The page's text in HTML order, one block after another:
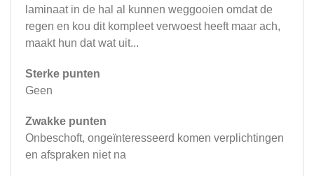
laminaat in de hal al kunnen weggooien omdat de
regen en kou dit kompleet verwoest heeft maar ach,
maakt hun dat wat uit...
Sterke punten
Geen
Zwakke punten
Onbeschoft, ongeïnteresseerd komen verplichtingen
en afspraken niet na